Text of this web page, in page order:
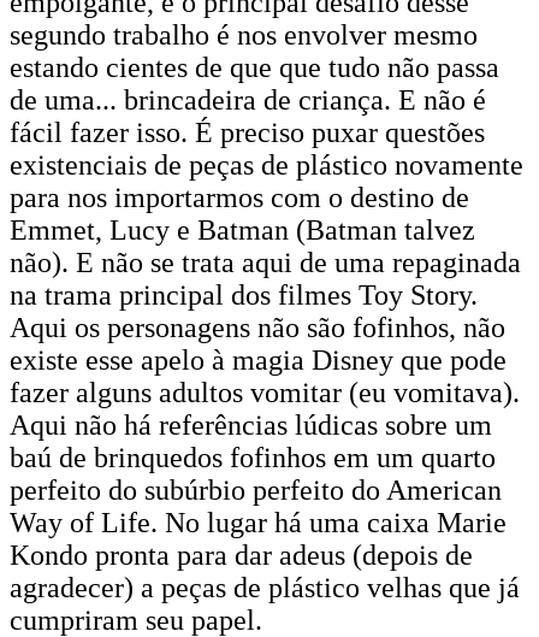
segundo trabalho é nos envolver mesmo
estando cientes de que que tudo não passa
de uma... brincadeira de criança. E não é
fácil fazer isso. É preciso puxar questões
existenciais de peças de plástico novamente
para nos importarmos com o destino de
Emmet, Lucy e Batman (Batman talvez
não). E não se trata aqui de uma repaginada
na trama principal dos filmes Toy Story.
Aqui os personagens não são fofinhos, não
existe esse apelo à magia Disney que pode
fazer alguns adultos vomitar (eu vomitava).
Aqui não há referências lúdicas sobre um
baú de brinquedos fofinhos em um quarto
perfeito do subúrbio perfeito do American
Way of Life. No lugar há uma caixa Marie
Kondo pronta para dar adeus (depois de
agradecer) a peças de plástico velhas que já
cumpriram seu papel.